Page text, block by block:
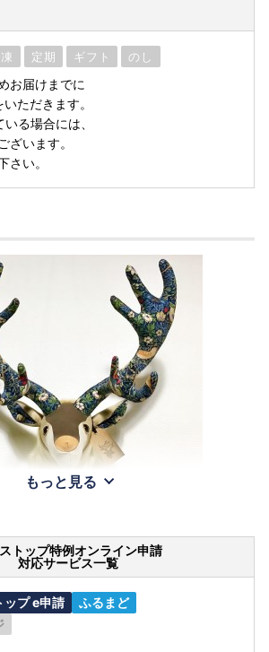
定期 ギフト のし
お届けまでに
ただきます。
る場合には、
ざいます。
さい。
もっと見る
トップ特例オンライン申請
対応サービス一覧
ップ e申請
ふるまど